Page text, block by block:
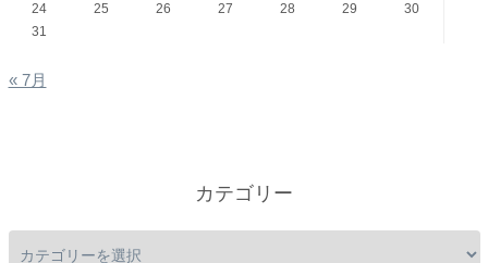
24
25 26 27 28 29
30
31
« 7月
カテゴリー